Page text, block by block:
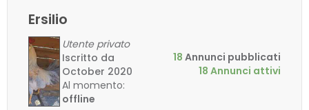
Ersilio
Utente privato
Iscritto da
October 2020
Al momento:
offline
18 Annunci pubblicati
18 Annunci attivi